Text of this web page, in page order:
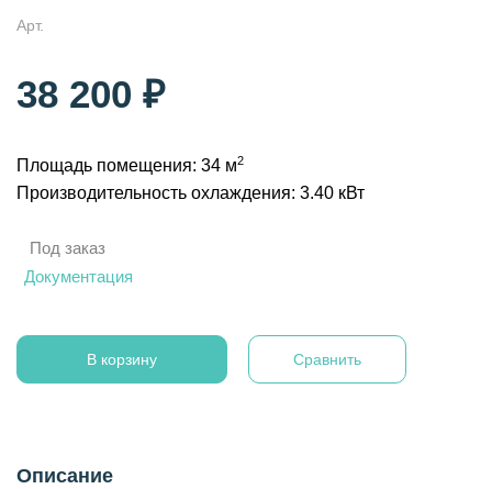
Арт.
38 200 ₽
Площадь помещения: 34 м2
Производительность охлаждения: 3.40 кВт
Под заказ
Документация
В корзину Сравнить
Описание